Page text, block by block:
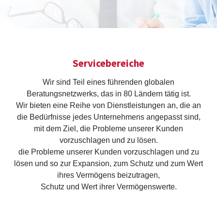
Servicebereiche
Wir sind Teil eines führenden globalen
Beratungsnetzwerks, das in 80 Ländern tätig ist.
Wir bieten eine Reihe von Dienstleistungen an, die an
die Bedürfnisse jedes Unternehmens angepasst sind,
mit dem Ziel, die Probleme unserer Kunden
vorzuschlagen und zu lösen.
die Probleme unserer Kunden vorzuschlagen und zu
lösen und so zur Expansion, zum Schutz und zum Wert
ihres Vermögens beizutragen,
Schutz und Wert ihrer Vermögenswerte.